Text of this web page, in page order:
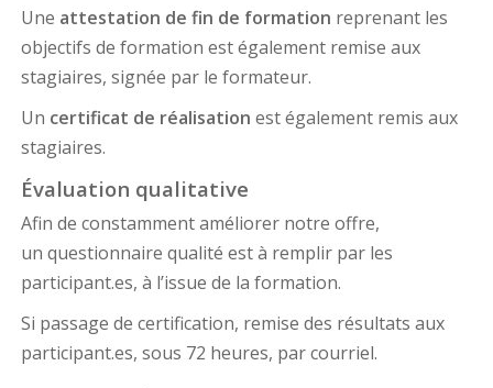
Une attestation de fin de formation reprenant les
objectifs de formation est également remise aux
stagiaires, signée par le formateur.
Un certificat de réalisation est également remis aux
stagiaires.
Évaluation qualitative
Afin de constamment améliorer notre offre,
un questionnaire qualité est à remplir par les
participant.es, à l’issue de la formation.
Si passage de certification, remise des résultats aux
participant.es, sous 72 heures, par courriel.